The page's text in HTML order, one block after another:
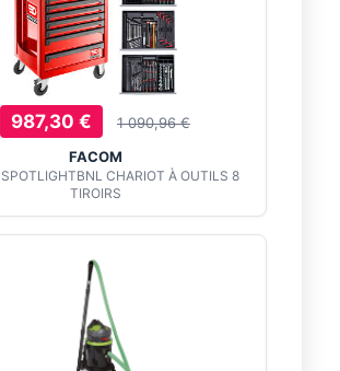
987,30 €
1 090,96 €
FACOM
CHARIOT À OUTILS 8
TIROIRS